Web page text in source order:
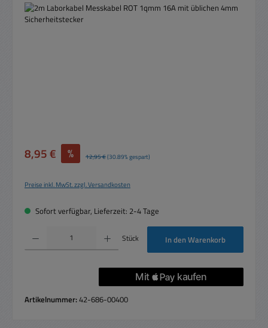
Bildergalerie überspringen
Verkaufspreis:
8,95 € % Regulärer Preis:
12,95 €(30.89% gespart)
Preise inkl. MwSt. zzgl. Versandkosten
Sofort verfügbar, Lieferzeit: 2-4 Tage
Produkt Anzahl: Gib den gewünschten Wert ein oder benutze die Schaltflächen um
Stück In den Warenkorb
Artikelnummer:42-686-00400